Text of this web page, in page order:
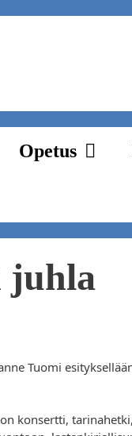
Opetus
juhla
Tuomi
konsertti,